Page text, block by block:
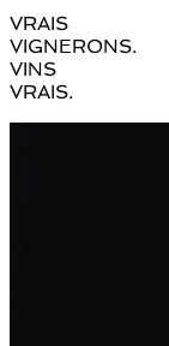
VRAIS
VIGNERONS.
VINS
VRAIS.